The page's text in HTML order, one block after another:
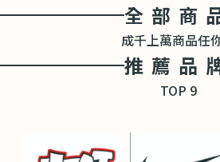
全部商
成千上萬商品任
推薦品
TOP 9